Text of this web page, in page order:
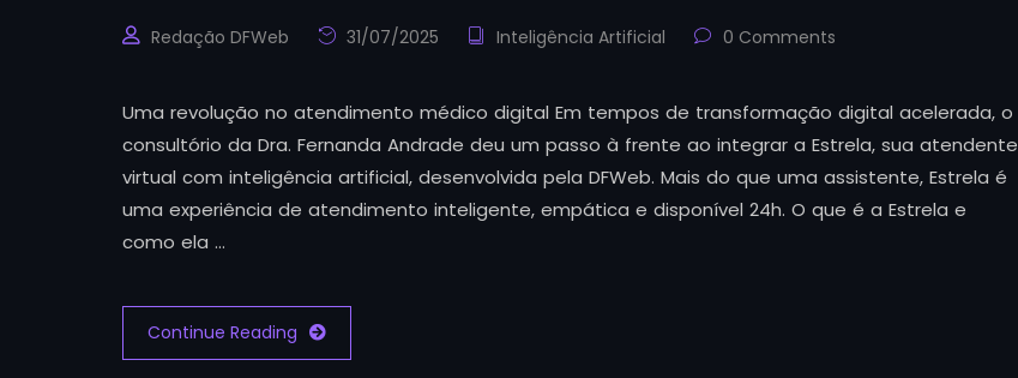
Redação DFWeb 31/07/2025 Inteligência Artificial 0 Comments
Uma revolução no atendimento médico digital Em tempos de transformação digital acelerada, o
consultório da Dra. Fernanda Andrade deu um passo à frente ao integrar a Estrela, sua atendente
virtual com inteligência artificial, desenvolvida pela DFWeb. Mais do que uma assistente, Estrela é
uma experiência de atendimento inteligente, empática e disponível 24h. O que é a Estrela e
como ela …
Continue Reading